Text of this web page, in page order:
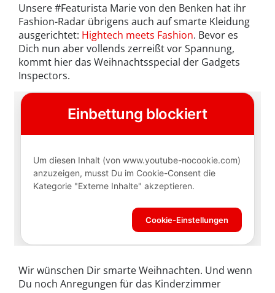
Unsere #Featurista Marie von den Benken hat ihr
Fashion-Radar übrigens auch auf smarte Kleidung
ausgerichtet: Hightech meets Fashion. Bevor es
Dich nun aber vollends zerreißt vor Spannung,
kommt hier das Weihnachtsspecial der Gadgets
Inspectors.
Wir wünschen Dir smarte Weihnachten. Und wenn
Du noch Anregungen für das Kinderzimmer